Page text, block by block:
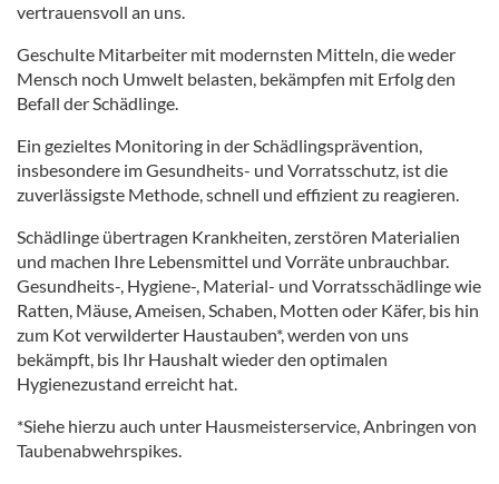
vertrauensvoll an uns.
Geschulte Mitarbeiter mit modernsten Mitteln, die weder
Mensch noch Umwelt belasten, bekämpfen mit Erfolg den
Befall der Schädlinge.
Ein gezieltes Monitoring in der Schädlingsprävention,
insbesondere im Gesundheits- und Vorratsschutz, ist die
zuverlässigste Methode, schnell und effizient zu reagieren.
Schädlinge übertragen Krankheiten, zerstören Materialien
und machen Ihre Lebensmittel und Vorräte unbrauchbar.
Gesundheits-, Hygiene-, Material- und Vorratsschädlinge wie
Ratten, Mäuse, Ameisen, Schaben, Motten oder Käfer, bis hin
zum Kot verwilderter Haustauben*, werden von uns
bekämpft, bis Ihr Haushalt wieder den optimalen
Hygienezustand erreicht hat.
*Siehe hierzu auch unter Hausmeisterservice, Anbringen von
Taubenabwehrspikes.